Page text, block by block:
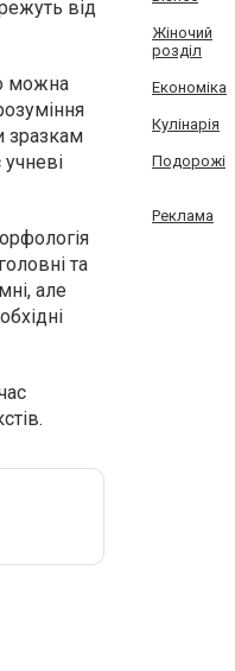
від
можна
зразкам
та
але
Жіночий
розділ
Економіка
Кулінарія
Подорожі
Реклама